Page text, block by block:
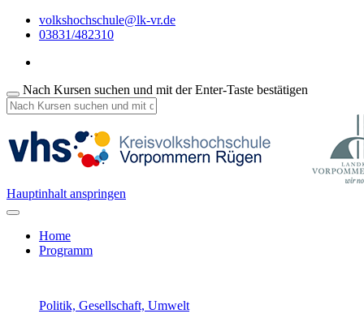
volkshochschule@lk-vr.de
03831/482310
Nach Kursen suchen und mit der Enter-Taste bestätigen
Hauptinhalt anspringen
Home
Programm
Politik, Gesellschaft, Umwelt